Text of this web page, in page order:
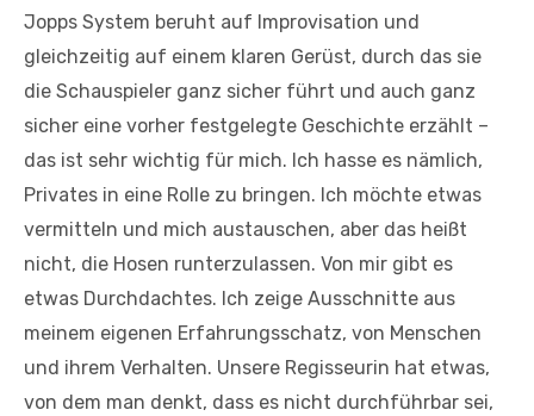
Jopps System beruht auf Improvisation und
gleichzeitig auf einem klaren Gerüst, durch das sie
die Schauspieler ganz sicher führt und auch ganz
sicher eine vorher festgelegte Geschichte erzählt –
das ist sehr wichtig für mich. Ich hasse es nämlich,
Privates in eine Rolle zu bringen. Ich möchte etwas
vermitteln und mich austauschen, aber das heißt
nicht, die Hosen runterzulassen. Von mir gibt es
etwas Durchdachtes. Ich zeige Ausschnitte aus
meinem eigenen Erfahrungsschatz, von Menschen
und ihrem Verhalten. Unsere Regisseurin hat etwas,
von dem man denkt, dass es nicht durchführbar sei,